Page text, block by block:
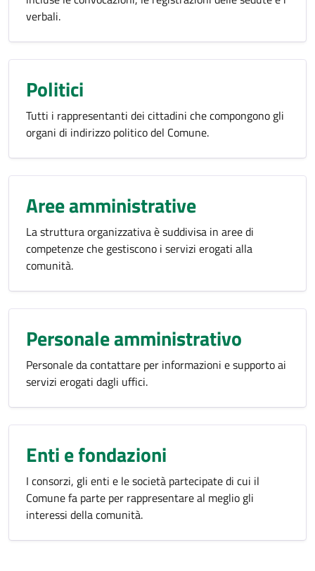
verbali.
Politici
Tutti i rappresentanti dei cittadini che compongono gli
organi di indirizzo politico del Comune.
Aree amministrative
La struttura organizzativa è suddivisa in aree di
competenze che gestiscono i servizi erogati alla
comunità.
Personale amministrativo
Personale da contattare per informazioni e supporto ai
servizi erogati dagli uffici.
Enti e fondazioni
I consorzi, gli enti e le società partecipate di cui il
Comune fa parte per rappresentare al meglio gli
interessi della comunità.